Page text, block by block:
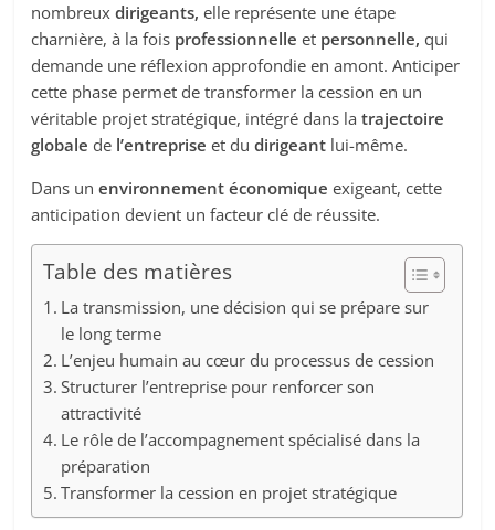
nombreuxdirigeants, elle représente une étape
charnière, à la fois professionnelle et personnelle, qui
demande une réflexion approfondie en amont. Anticiper
cette phase permet de transformer la cession en un
véritable projet stratégique, intégré dans latrajectoire
globale de l’entreprise et dudirigeant lui-même.
Dans unenvironnement économique exigeant, cette
anticipation devient un facteur clé de réussite.
Table des matières
La transmission, une décision qui se prépare sur
le long terme
L’enjeu humain au cœur du processus de cession
Structurer l’entreprise pour renforcer son
attractivité
Le rôle de l’accompagnement spécialisé dans la
préparation
Transformer la cession en projet stratégique